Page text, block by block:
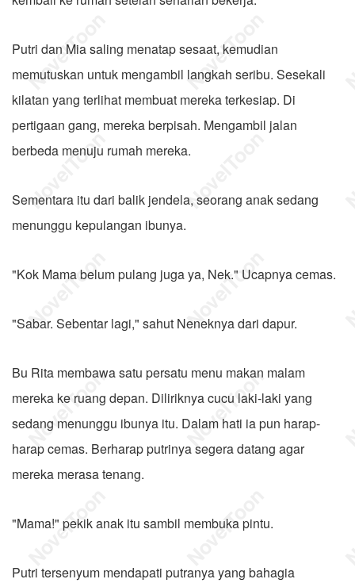
Putri dan Mia saling menatap sesaat, kemudian
memutuskan untuk mengambil langkah seribu. Sesekali
kilatan yang terlihat membuat mereka terkesiap. Di
pertigaan gang, mereka berpisah. Mengambil jalan
berbeda menuju rumah mereka.
Sementara itu dari balik jendela, seorang anak sedang
menunggu kepulangan ibunya.
"Kok Mama belum pulang juga ya, Nek." Ucapnya cemas.
"Sabar. Sebentar lagi," sahut Neneknya dari dapur.
Bu Rita membawa satu persatu menu makan malam
mereka ke ruang depan. Diliriknya cucu laki-laki yang
sedang menunggu ibunya itu. Dalam hati ia pun harap-
harap cemas. Berharap putrinya segera datang agar
mereka merasa tenang.
"Mama!" pekik anak itu sambil membuka pintu.
Putri tersenyum mendapati putranya yang bahagia